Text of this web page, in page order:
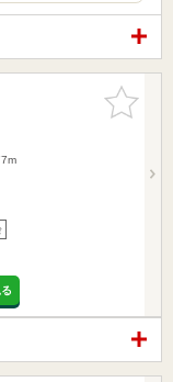
お気に入
りに追加